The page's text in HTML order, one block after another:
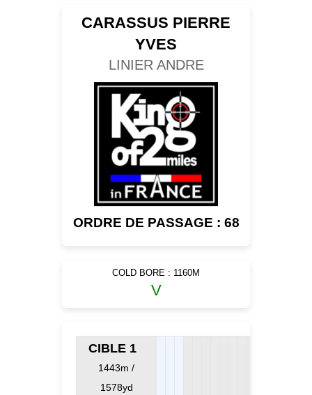
TEAM CANJUERS
CARASSUS PIERRE
YVES
LINIER ANDRE
ORDRE DE PASSAGE : 68
COLD BORE : 1160M
V
CIBLE 1
1443m /
1578yd